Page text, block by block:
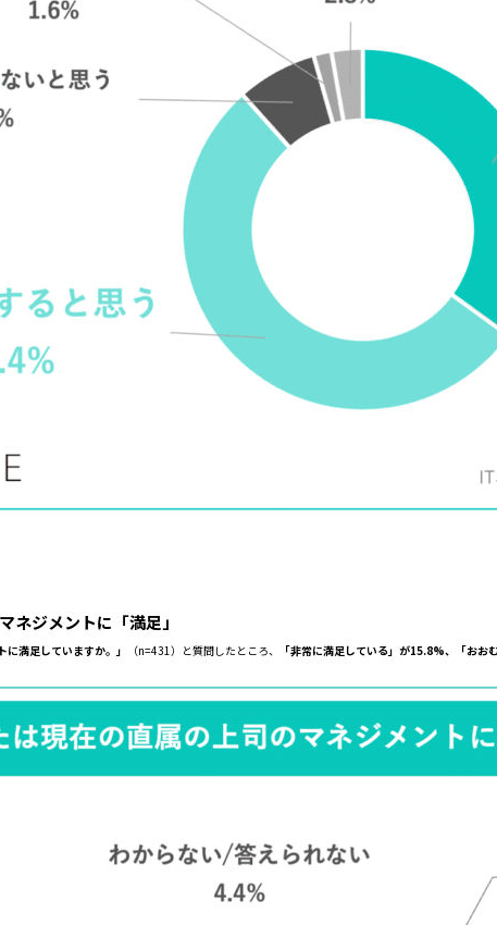
ジメントに「満足」
満足していますか。」 （n=431）と質問したところ、 「非常に満足している」が15.8%、「おお